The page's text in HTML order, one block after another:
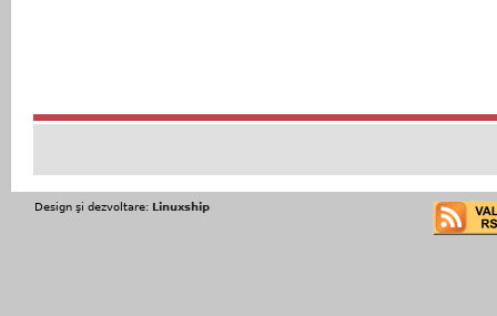
Design şi dezvoltare: Linuxship